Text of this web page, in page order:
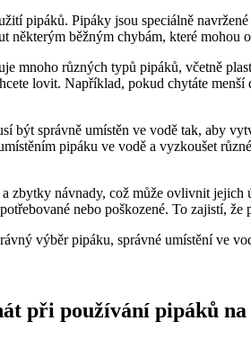
pipáků. Pipáky jsou speciálně
některým běžným chybám, které mohou
⁢mnoho různých typů‌ pipáků, včetně
lovit. Například, pokud chytáte
správně umístěn ve vodě tak, aby
pipáku ve vodě a vyzkoušet
návnady, což může ovlivnit jejich
nebo poškozené. To zajistí,
výběr pipáku,⁤ správné umístění ve
⁢při používání pipáků